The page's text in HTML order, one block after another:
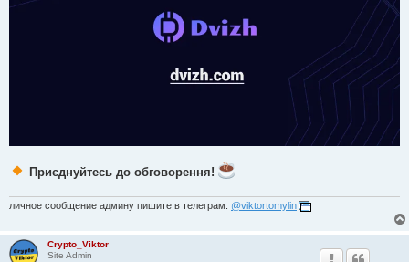
Приєднуйтесь до обговорення!
личное сообщение админу пишите в телеграм: @viktortomylin
Crypto_Viktor
Site Admin